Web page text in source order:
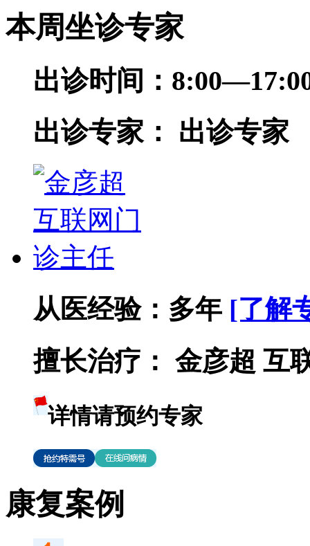
本周坐诊专家
出诊时间：
出诊专家：
出诊专家
从医经验： 多年 [了解
擅长治疗： 金彦超 互
详情请预约专家
康复案例